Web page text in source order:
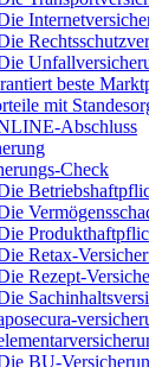
beste
mit
Abschluss
Check
Retax-
Rezept-
BU-